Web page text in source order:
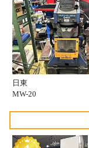
日東
MW-20